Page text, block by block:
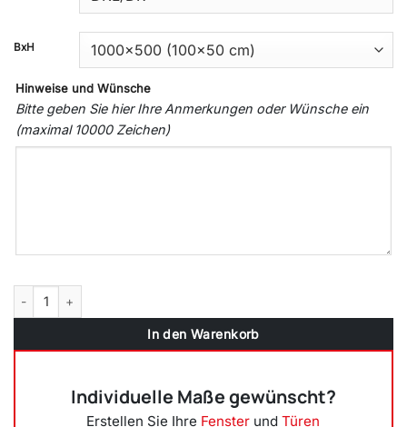
BxH
Hinweise und Wünsche
Bitte geben Sie hier Ihre Anmerkungen oder Wünsche ein
(maximal 10000 Zeichen)
2-flügliges Kunststofffenster Nussbaum DL/DKR o. DKL/DR mit Stulp
In den Warenkorb
Individuelle Maße gewünscht?
Erstellen Sie Ihre Fenster undTüren